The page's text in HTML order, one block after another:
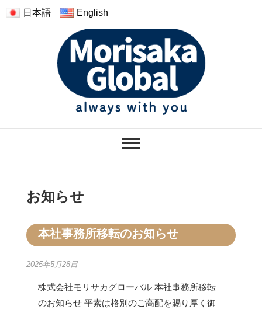
日本語 English
モリサカグローバル
お知らせ
本社事務所移転のお知らせ
2025年5月28日
株式会社モリサカグローバル 本社事務所移転
のお知らせ 平素は格別のご高配を賜り厚く御